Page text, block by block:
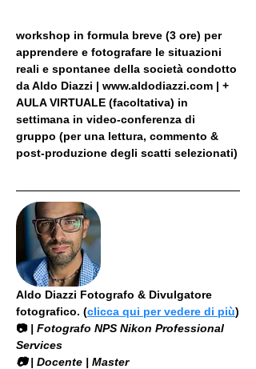
workshop in formula breve (3 ore) per
apprendere e fotografare le situazioni
reali e spontanee della società condotto
da Aldo Diazzi | www.aldodiazzi.com | +
AULA VIRTUALE (facoltativa) in
settimana in video-conferenza di
gruppo (per una lettura, commento &
post-produzione degli scatti selezionati)
Aldo Diazzi Fotografo & Divulgatore
fotografico. (clicca qui per vedere di più)
📷 | Fotografo NPS Nikon Professional
Services
​📷 | Docente | Master